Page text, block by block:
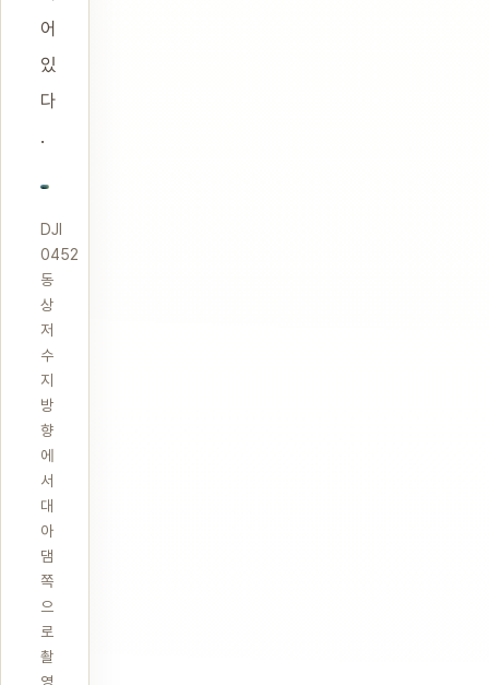
어
있
다
.
DJI
0452
동
상
저
수
지
방
향
에
서
대
아
댐
쪽
으
로
촬